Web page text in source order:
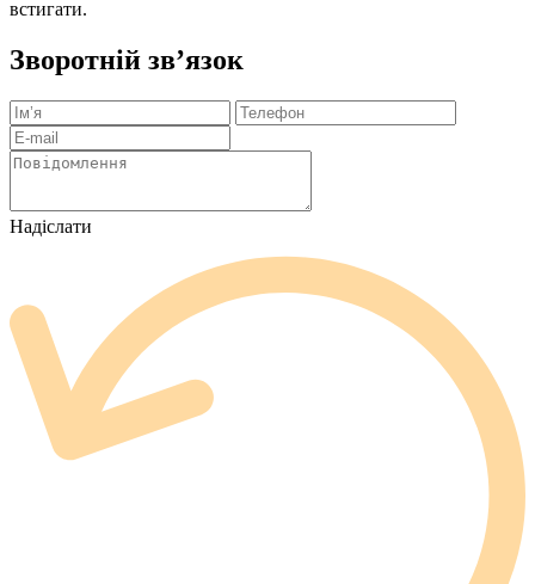
встигати.
Зворотній зв’язок
Надіслати